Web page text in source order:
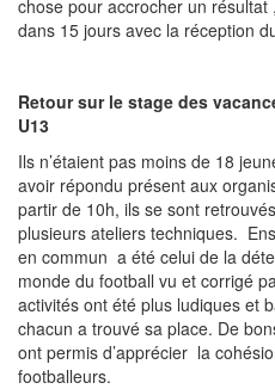
chose pour accrocher un
dans 15 jours avec la réception
Retour sur le stage des
U13
Ils n’étaient pas moins de 18
avoir répondu présent aux
partir de 10h, ils se sont
plusieurs ateliers techniques.
en commun a été celui de la
monde du football vu et corrigé
activités ont été plus ludiques et
chacun a trouvé sa place. De
ont permis d’apprécier la
footballeurs.